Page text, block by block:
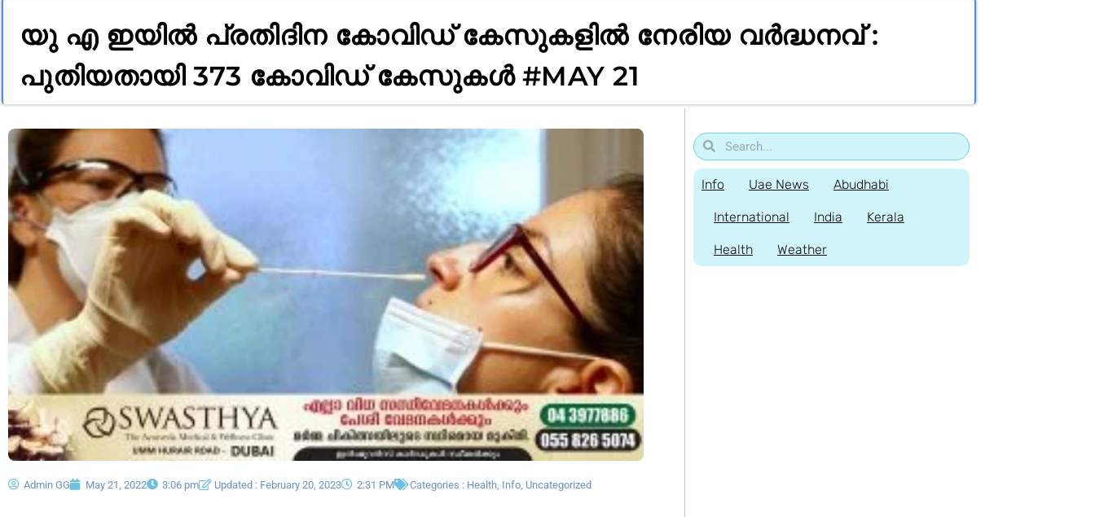
യു എ ഇയിൽ പ്രതിദിന കോവിഡ് കേസുകളിൽ നേരിയ വർദ്ധനവ് :
പുതിയതായി 373 കോവിഡ് കേസുകൾ #MAY 21
Admin GG May 21, 2022 3:06 pm Updated : February 20, 2023 2:31 PM Categories : Health Info Uncategorized
Info Uae News Abudhabi
International India Kerala
Health Weather